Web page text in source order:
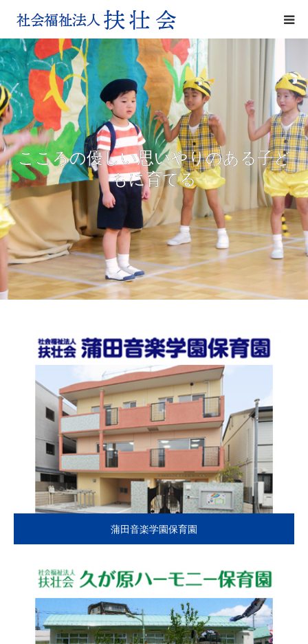
こころの優しい思いやりのある子ど
もに育てる
蒲田音楽学園保育園
園の理念
園の特色
一日の様子
入園のご案内
各園の紹介
よくある質問